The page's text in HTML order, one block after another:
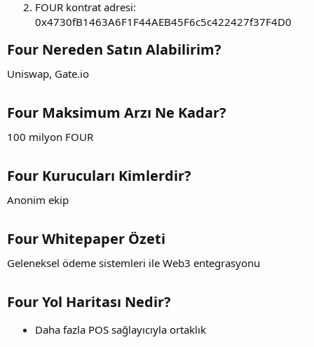
FOUR kontrat adresi:
0x4730fB1463A6F1F44AEB45F6c5c422427f37F4D0
Four Nereden Satın Alabilirim?
Uniswap, Gate.io
Four Maksimum Arzı Ne Kadar?
100 milyon FOUR
Four Kurucuları Kimlerdir?
Anonim ekip
Four Whitepaper Özeti
Geleneksel ödeme sistemleri ile Web3 entegrasyonu
Four Yol Haritası Nedir?
Daha fazla POS sağlayıcıyla ortaklık